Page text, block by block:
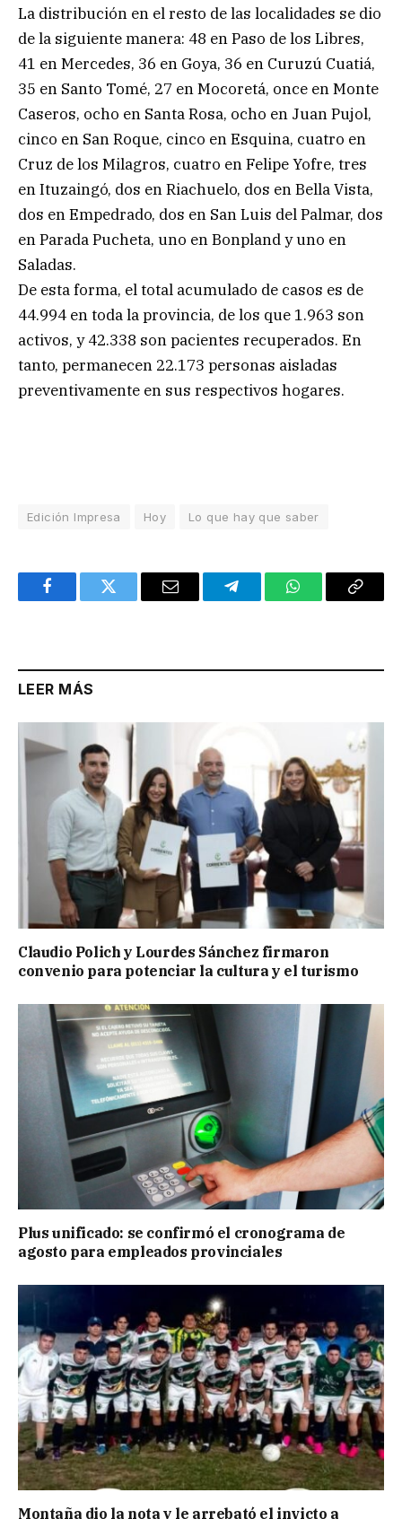
La distribución en el resto de las localidades se dio
de la siguiente manera: 48 en Paso de los Libres,
41 en Mercedes, 36 en Goya, 36 en Curuzú Cuatiá,
35 en Santo Tomé, 27 en Mocoretá, once en Monte
Caseros, ocho en Santa Rosa, ocho en Juan Pujol,
cinco en San Roque, cinco en Esquina, cuatro en
Cruz de los Milagros, cuatro en Felipe Yofre, tres
en Ituzaingó, dos en Riachuelo, dos en Bella Vista,
dos en Empedrado, dos en San Luis del Palmar, dos
en Parada Pucheta, uno en Bonpland y uno en
Saladas.
De esta forma, el total acumulado de casos es de
44.994 en toda la provincia, de los que 1.963 son
activos, y 42.338 son pacientes recuperados. En
tanto, permanecen 22.173 personas aisladas
preventivamente en sus respectivos hogares.
Edición Impresa Hoy Lo que hay que saber
FacebookTwitter Email TelegramWhatsAppCopy
LEER MÁS
Claudio Polich y Lourdes Sánchez firmaron
convenio para potenciar la cultura y el turismo
Plus unificado: se confirmó el cronograma de
agosto para empleados provinciales
Montaña dio la nota y le arrebató el invicto a